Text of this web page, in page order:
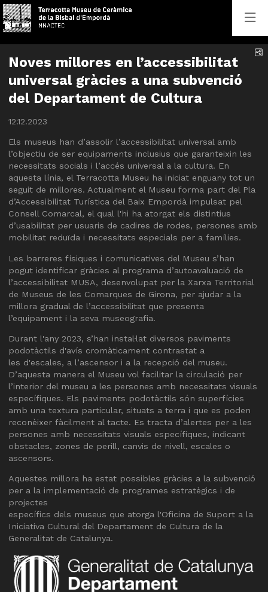
Noves millores en l’accessibilitat
universal gràcies a una subvenció
del Departament de Cultura
12.12.2023
Els museus han d’assolir l’accessibilitat universal amb
l’objectiu de ser equipaments inclusius que garanteixin les
necessitats socials i l’accés universal a la cultura. En
aquesta línia, el Terracotta Museu ha iniciat enguany tot un
seguit de millores. Actualment el Museu forma part del Pla
d’Accessibilitat Turística del Baix Empordà impulsat pel
Consell Comarcal, el qual l'hi ha atorgat els distintius
d’usabilitat per usuaris de cadires de rodes, persones amb
mobilitat reduïda i necessitats especials per a famílies.
Les barreres físiques i comunicatives del Museu s’han
pogut identificar gràcies al programa d’autoavaluació de
l’accessibilitat MUSA, desenvolupat per la Xarxa Territorial
de Museus de les Comarques de Girona, per ajudar a la
millora gradual de l’accessibilitat que presenta
l’equipament i la seva museografia.
Durant l'any 2023, s’han instal·lat diversos paviments
podotàctils d'avís cromàticament contrastat a
les d'escales, a l’ascensor i a la recepció del museu.
D’aquesta manera el Museu vol facilitar la circulació per
l’interior del museu a les persones amb necessitats visuals
específiques. Els paviments podotàctils són superfícies
amb una textura particular, situats a terra i que es poden
reconèixer fàcilment al tacte. Es tracta d’alertes per a les
persones amb necessitats visuals específiques, indicant
obstacles, zones de perill, canvis de nivell, escales o
ascensors.
Aquestes millora ha estat possibles gràcies a la subvenció
per a la implementació de programes estratègics i de
projectes
específics dels museus que atorga l'Oficina de Suport a la
Iniciativa Cultural del Departament de Cultura de la
Generalitat de Catalunya.